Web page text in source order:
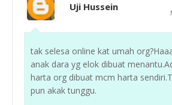
Uji Hussein
tak selesa online kat umah
anak dara yg elok dibuat
harta org dibuat mcm harta
pun akak tunggu.